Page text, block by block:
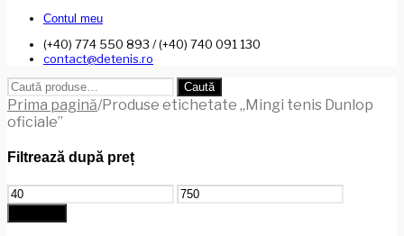
Contul meu
(+40) 774 550 893 / (+40) 740 091 130
contact@detenis.ro
Caută
după:
Caută
Prima pagină/Produse etichetate „Mingi tenis Dunlop
oficiale”
Filtrează după preț
Preț
minim
Preț
maxim